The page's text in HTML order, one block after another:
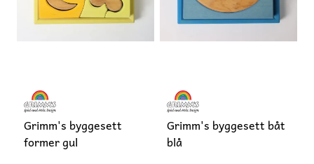
Grimm's byggesett
former gul
Grimm's byggesett båt
blå